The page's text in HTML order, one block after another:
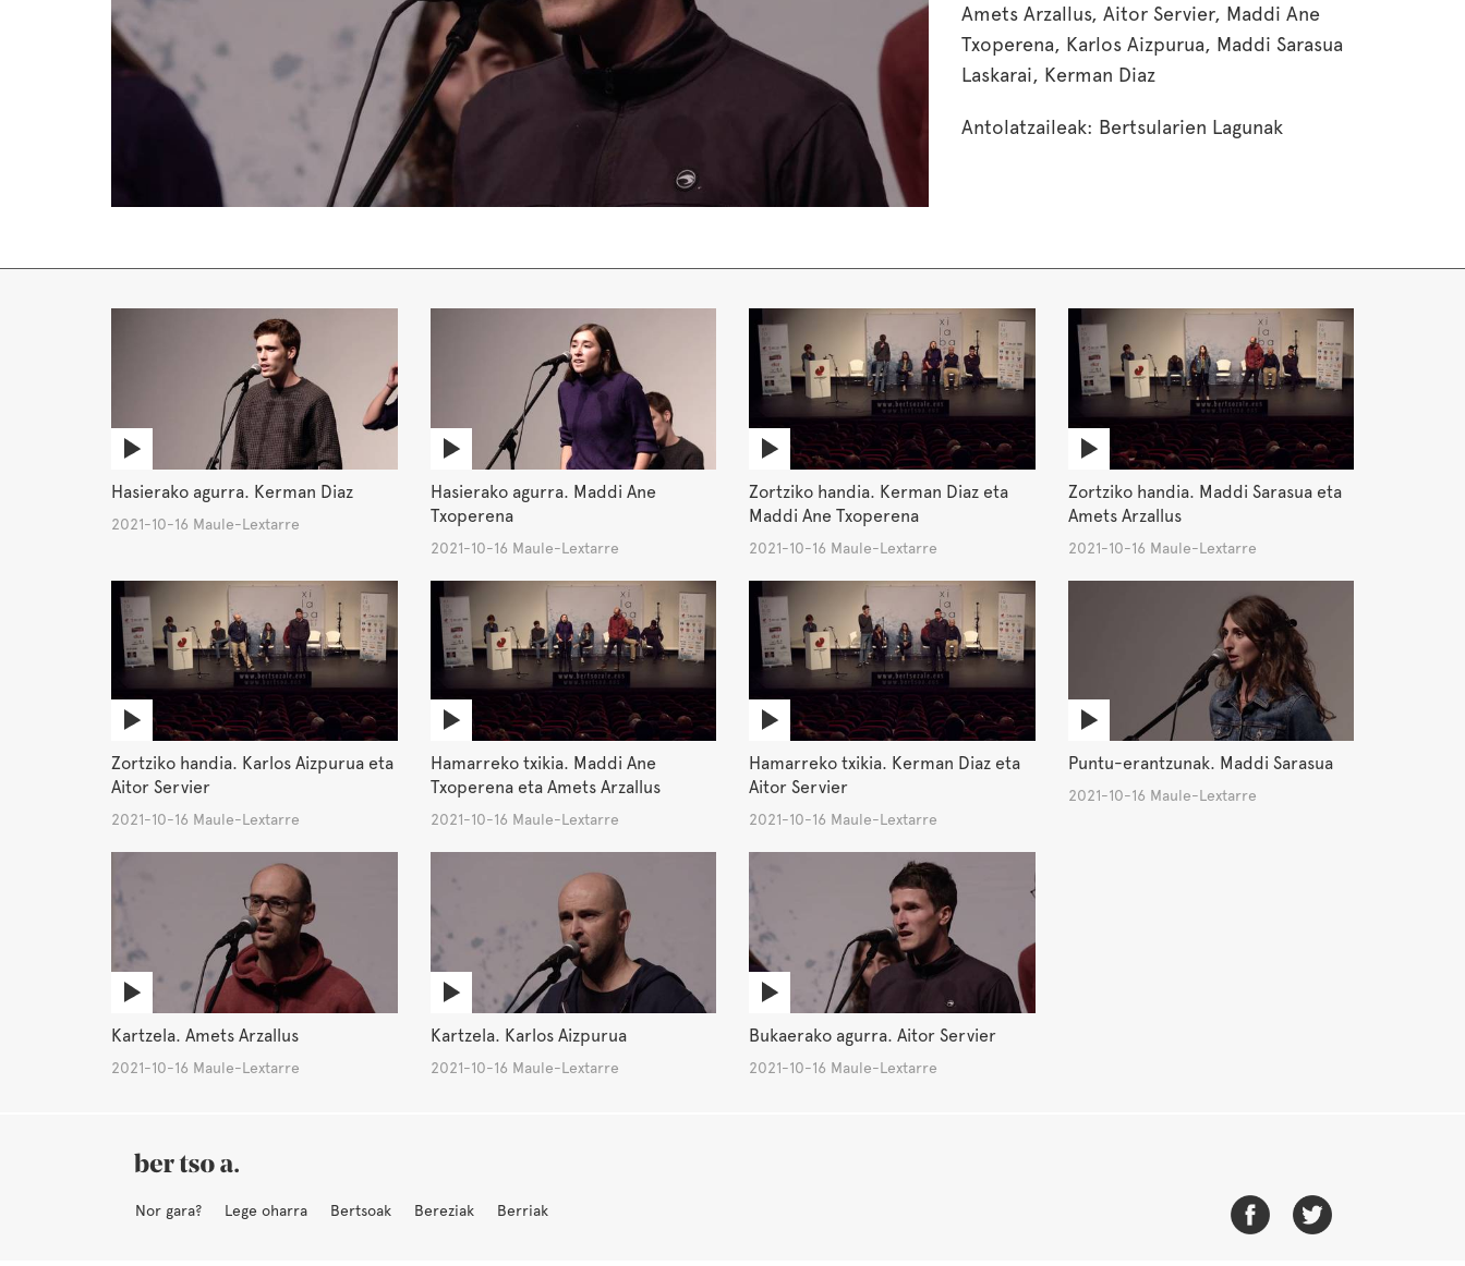
Amets Arzallus, Aitor Servier, Maddi Ane
Txoperena, Karlos Aizpurua, Maddi Sarasua
Laskarai, Kerman Diaz
Antolatzaileak: Bertsularien Lagunak
Hasierako agurra. Kerman Diaz
2021-10-16 Maule-Lextarre
Hasierako agurra. Maddi Ane
Txoperena
2021-10-16 Maule-Lextarre
Zortziko handia. Kerman Diaz eta
Maddi Ane Txoperena
2021-10-16 Maule-Lextarre
Zortziko handia. Maddi Sarasua eta
Amets Arzallus
2021-10-16 Maule-Lextarre
Zortziko handia. Karlos Aizpurua eta
Aitor Servier
2021-10-16 Maule-Lextarre
Hamarreko txikia. Maddi Ane
Txoperena eta Amets Arzallus
2021-10-16 Maule-Lextarre
Hamarreko txikia. Kerman Diaz eta
Aitor Servier
2021-10-16 Maule-Lextarre
Puntu-erantzunak. Maddi Sarasua
2021-10-16 Maule-Lextarre
Kartzela. Amets Arzallus
2021-10-16 Maule-Lextarre
Kartzela. Karlos Aizpurua
2021-10-16 Maule-Lextarre
Bukaerako agurra. Aitor Servier
2021-10-16 Maule-Lextarre
Nor gara? Lege oharra Bertsoak Bereziak Berriak